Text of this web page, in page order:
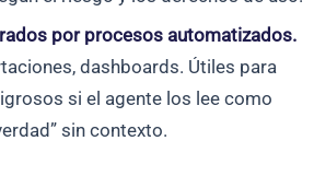
por procesos automatizados.
dashboards. Útiles para
si el agente los lee como
sin contexto.